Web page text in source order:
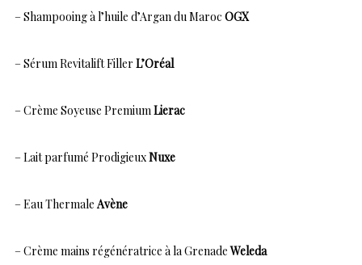
– Shampooing à l’huile d’Argan du Maroc OGX
– Sérum Revitalift Filler L’Oréal
– Crème Soyeuse PremiumLierac
– Lait parfumé ProdigieuxNuxe
– Eau Thermale Avène
– Crème mains régénératrice à la GrenadeWeleda